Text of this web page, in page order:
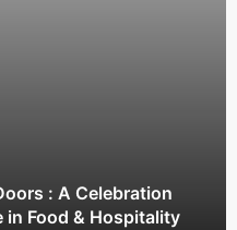
: A Celebration
in Food & Hospitality